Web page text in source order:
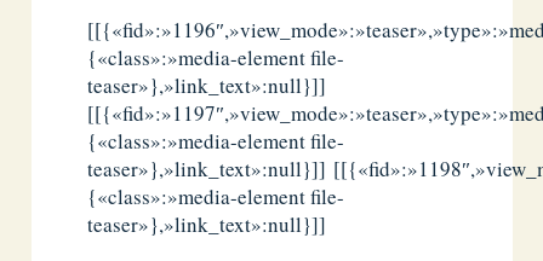
{«class»:»media-element file-
teaser»},»link_text»:null}]]
{«class»:»media-element file-
teaser»},»link_text»:null}]]
{«class»:»media-element file-
teaser»},»link_text»:null}]]